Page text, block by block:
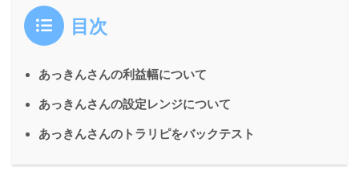
目次
あっきんさんの利益幅について
あっきんさんの設定レンジについて
あっきんさんのトラリピをバックテスト